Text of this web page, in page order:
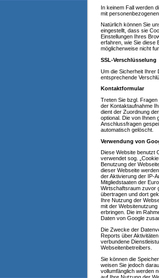
In keinem Fall werden
mit
Natürlich können Sie
eingestellt, dass sie
Einstellungen Ihres
erfahren, wie Sie diese
möglicherweise nicht
SSL-Verschlüsselung
Um die Sicherheit Ihrer
entsprechende
Kontaktformular
Treten Sie bzgl.
der Kontaktaufnahme
dient der Zuordnung
optional. Die von Ihnen
Anschlussfragen
automatisch gelöscht.
Verwendung von
Diese Website benutzt
verwendet sog.
Benutzung der
dieser Webseite
der Aktivierung der IP-
Mitgliedstaaten der
Wirtschaftsraum zuvor
übertragen und dort
Ihre Nutzung der
mit der
erbringen. Die im
Daten von Google
Die Zwecke der
Reports über
verbundene
Webseitenbetreibers.
Sie können die
weisen Sie jedoch
vollumfänglich werden
auf Ihre Nutzung der